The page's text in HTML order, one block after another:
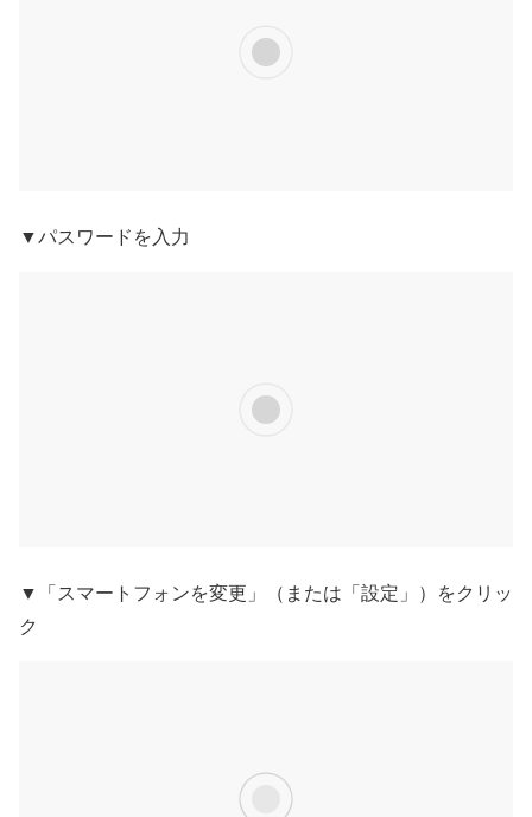
▼パスワードを入力
▼「スマートフォンを変更」（または「設定」）をクリッ
ク